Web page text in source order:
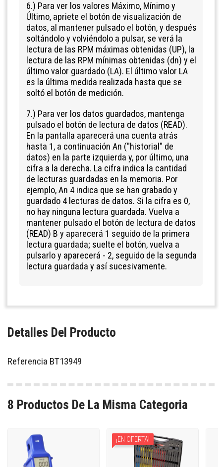
6.) Para ver los valores Máximo, Mínimo y
Último, apriete el botón de visualización de
datos, al mantener pulsado el botón, y después
soltándolo y volviéndolo a pulsar, se verá la
lectura de las RPM máximas obtenidas (UP), la
lectura de las RPM mínimas obtenidas (dn) y el
último valor guardado (LA). El último valor LA
es la última medida realizada hasta que se
soltó el botón de medición.
7.) Para ver los datos guardados, mantenga
pulsado el botón de lectura de datos (READ).
En la pantalla aparecerá una cuenta atrás
hasta 1, a continuación An ("historial" de
datos) en la parte izquierda y, por último, una
cifra a la derecha. La cifra indica la cantidad
de lecturas guardadas en la memoria. Por
ejemplo, An 4 indica que se han grabado y
guardado 4 lecturas de datos. Si la cifra es 0,
no hay ninguna lectura guardada. Vuelva a
mantener pulsado el botón de lectura de datos
(READ) B y aparecerá 1 seguido de la primera
lectura guardada; suelte el botón, vuelva a
pulsarlo y aparecerá - 2, seguido de la segunda
lectura guardada y así sucesivamente.
Detalles Del Producto
Referencia BT13949
8 Productos De La Misma Categoria
¡EN OFERTA!